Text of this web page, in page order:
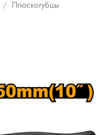
Плоскогубцы